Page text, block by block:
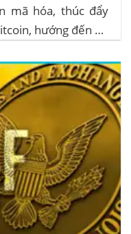
mã hóa, thúc đẩy
hướng đến hệ